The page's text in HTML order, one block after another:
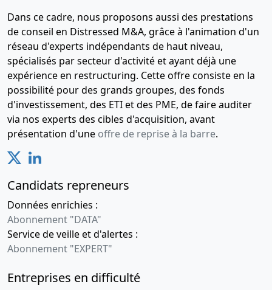
Dans ce cadre, nous proposons aussi des prestations
de conseil en Distressed M&A, grâce à l'animation d'un
réseau d'experts indépendants de haut niveau,
spécialisés par secteur d'activité et ayant déjà une
expérience en restructuring. Cette offre consiste en la
possibilité pour des grands groupes, des fonds
d'investissement, des ETI et des PME, de faire auditer
via nos experts des cibles d'acquisition, avant
présentation d'une offre de reprise à la barre.
Candidats repreneurs
Données enrichies :
Abonnement "DATA"
Service de veille et d'alertes :
Abonnement "EXPERT"
Entreprises en difficulté